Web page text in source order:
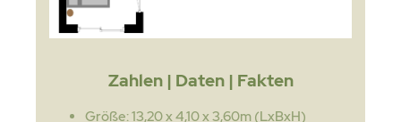
Zahlen | Daten | Fakten
Größe: 13,20 x 4,10 x 3,60m (LxBxH)